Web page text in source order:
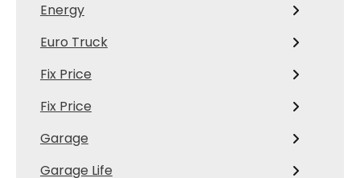
Energy
Euro Truck
Fix Price
Fix Price
Garage
Garage Life